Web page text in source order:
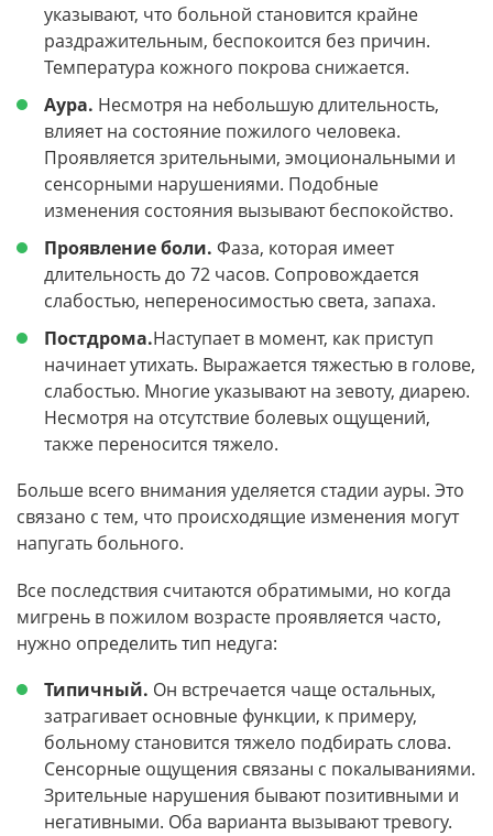
указывают, что больной становится крайне
раздражительным, беспокоится без причин.
Температура кожного покрова снижается.
Аура. Несмотря на небольшую длительность,
влияет на состояние пожилого человека.
Проявляется зрительными, эмоциональными и
сенсорными нарушениями. Подобные
изменения состояния вызывают беспокойство.
Проявление боли. Фаза, которая имеет
длительность до 72 часов. Сопровождается
слабостью, непереносимостью света, запаха.
Постдрома.Наступает в момент, как приступ
начинает утихать. Выражается тяжестью в голове,
слабостью. Многие указывают на зевоту, диарею.
Несмотря на отсутствие болевых ощущений,
также переносится тяжело.
Больше всего внимания уделяется стадии ауры. Это
связано с тем, что происходящие изменения могут
напугать больного.
Все последствия считаются обратимыми, но когда
мигрень в пожилом возрасте проявляется часто,
нужно определить тип недуга:
Типичный. Он встречается чаще остальных,
затрагивает основные функции, к примеру,
больному становится тяжело подбирать слова.
Сенсорные ощущения связаны с покалываниями.
Зрительные нарушения бывают позитивными и
негативными. Оба варианта вызывают тревогу.